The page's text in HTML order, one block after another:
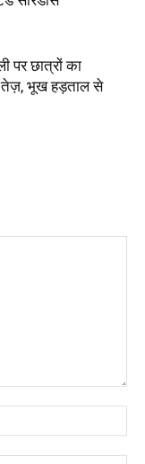
पर छात्रों का
तेज़, भूख हड़ताल से